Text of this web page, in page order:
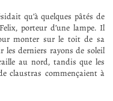
qu’à quelques pâtés de
porteur d’une lampe. Il
monter sur le toit de sa
les derniers rayons de soleil
au nord, tandis que les
claustras commençaient à